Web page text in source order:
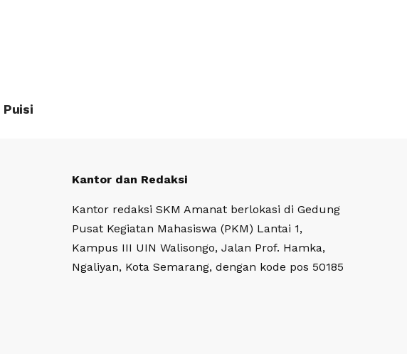
Puisi
Kantor dan Redaksi
Kantor redaksi SKM Amanat berlokasi di Gedung
Pusat Kegiatan Mahasiswa (PKM) Lantai 1,
Kampus III UIN Walisongo, Jalan Prof. Hamka,
Ngaliyan, Kota Semarang, dengan kode pos 50185